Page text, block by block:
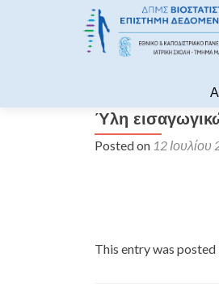
Ύλη
Posted on 12 Ιουλίου
This entry was posted